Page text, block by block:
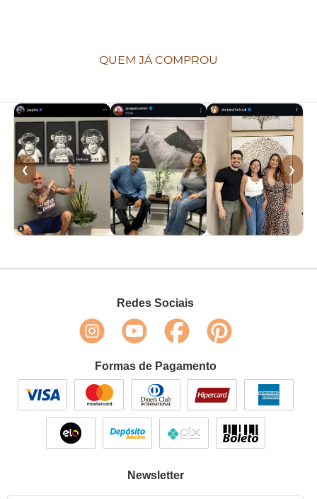
QUEM JÁ COMPROU
❮ ❯
Redes Sociais
Formas de Pagamento
Newsletter